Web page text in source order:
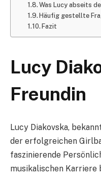
Was Lucy abseits
Häufig gestellte
Fazit
Lucy
Freundin
Lucy Diakovska,
der erfolgreichen
faszinierende
musikalischen Karriere